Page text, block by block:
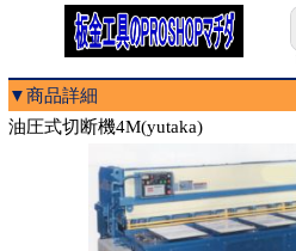
▼商品詳細
油圧式切断機4M(yutaka)